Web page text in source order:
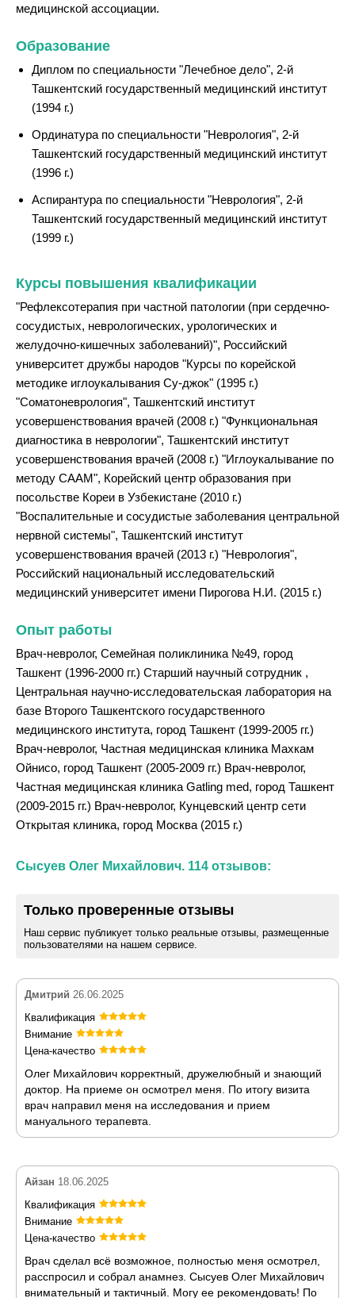
медицинской ассоциации.
Образование
Диплом по специальности "Лечебное дело", 2-й
Ташкентский государственный медицинский институт
(1994 г.)
Ординатура по специальности "Неврология", 2-й
Ташкентский государственный медицинский институт
(1996 г.)
Аспирантура по специальности "Неврология", 2-й
Ташкентский государственный медицинский институт
(1999 г.)
Курсы повышения квалификации
"Рефлексотерапия при частной патологии (при сердечно-
сосудистых, неврологических, урологических и
желудочно-кишечных заболеваний)", Российский
университет дружбы народов "Курсы по корейской
методике иглоукалывания Су-джок" (1995 г.)
"Соматоневрология", Ташкентский институт
усовершенствования врачей (2008 г.) "Функциональная
диагностика в неврологии", Ташкентский институт
усовершенствования врачей (2008 г.) "Иглоукалывание по
методу СААМ", Корейский центр образования при
посольстве Кореи в Узбекистане (2010 г.)
"Воспалительные и сосудистые заболевания центральной
нервной системы", Ташкентский институт
усовершенствования врачей (2013 г.) "Неврология",
Российский национальный исследовательский
медицинский университет имени Пирогова Н.И. (2015 г.)
Опыт работы
Врач-невролог, Семейная поликлиника №49, город
Ташкент (1996-2000 гг.) Старший научный сотрудник ,
Центральная научно-исследовательская лаборатория на
базе Второго Ташкентского государственного
медицинского института, город Ташкент (1999-2005 гг.)
Врач-невролог, Частная медицинская клиника Махкам
Ойнисо, город Ташкент (2005-2009 гг.) Врач-невролог,
Частная медицинская клиника Gatling med, город Ташкент
(2009-2015 гг.) Врач-невролог, Кунцевский центр сети
Открытая клиника, город Москва (2015 г.)
Сысуев Олег Михайлович. 114 отзывов:
Только проверенные отзывы
Наш сервис публикует только реальные отзывы, размещенные
пользователями на нашем сервисе.
Дмитрий 26.06.2025
Квалификация
Внимание
Цена-качество
Олег Михайлович корректный, дружелюбный и знающий
доктор. На приеме он осмотрел меня. По итогу визита
врач направил меня на исследования и прием
мануального терапевта.
Айзан 18.06.2025
Квалификация
Внимание
Цена-качество
Врач сделал всё возможное, полностью меня осмотрел,
расспросил и собрал анамнез. Сысуев Олег Михайлович
внимательный и тактичный. Могу ее рекомендовать! По